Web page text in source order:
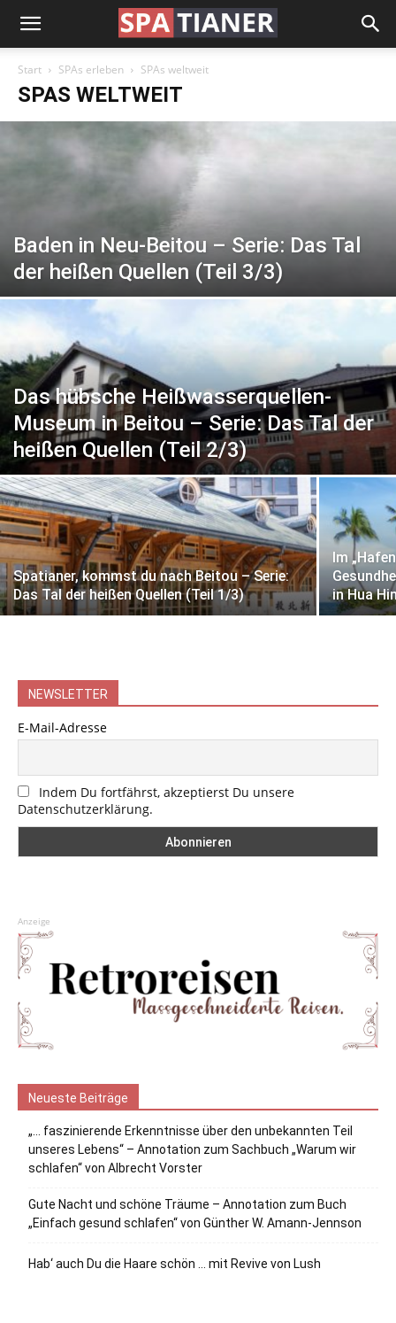
Start SPAs erleben SPAs weltweit
SPAS WELTWEIT
Baden in Neu-Beitou – Serie: Das Tal
der heißen Quellen (Teil 3/3)
Das hübsche Heißwasserquellen-
Museum in Beitou – Serie: Das Tal der
heißen Quellen (Teil 2/3)
Spatianer, kommst du nach Beitou – Serie:
Das Tal der heißen Quellen (Teil 1/3)
Im
in Hua
NEWSLETTER
E-Mail-Adresse
Indem Du fortfährst, akzeptierst Du unsere
Datenschutzerklärung.
Anzeige
Neueste Beiträge
„… faszinierende Erkenntnisse über den unbekannten Teil
unseres Lebens“ – Annotation zum Sachbuch „Warum wir
schlafen“ von Albrecht Vorster
Gute Nacht und schöne Träume – Annotation zum Buch
„Einfach gesund schlafen“ von Günther W. Amann-Jennson
Hab‘ auch Du die Haare schön … mit Revive von Lush